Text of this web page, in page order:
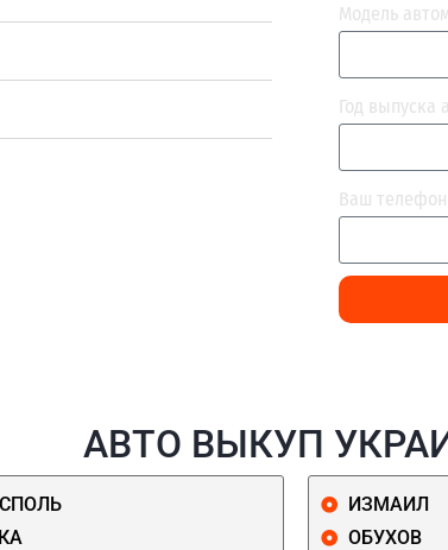
Модель
Год выпуска
Ваш телефон
АВТО ВЫКУП
ИЗМАИЛ
ОБУХОВ